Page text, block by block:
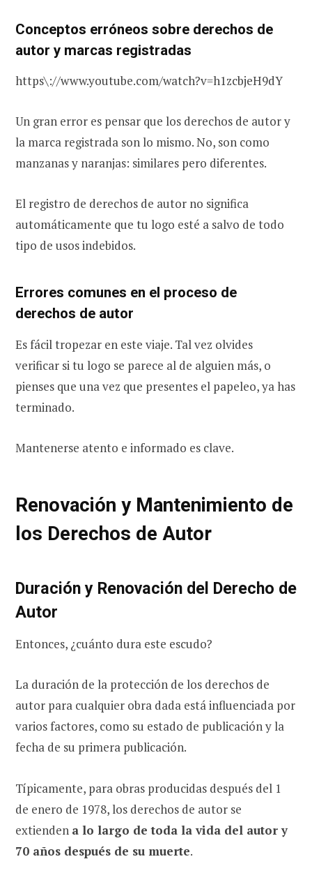
Conceptos erróneos sobre derechos de
autor y marcas registradas
https\://www.youtube.com/watch?v=h1zcbjeH9dY
Un gran error es pensar que los derechos de autor y
la marca registrada son lo mismo. No, son como
manzanas y naranjas: similares pero diferentes.
El registro de derechos de autor no significa
automáticamente que tu logo esté a salvo de todo
tipo de usos indebidos.
Errores comunes en el proceso de
derechos de autor
Es fácil tropezar en este viaje. Tal vez olvides
verificar si tu logo se parece al de alguien más, o
pienses que una vez que presentes el papeleo, ya has
terminado.
Mantenerse atento e informado es clave.
Renovación y Mantenimiento de
los Derechos de Autor
Duración y Renovación del Derecho de
Autor
Entonces, ¿cuánto dura este escudo?
La duración de la protección de los derechos de
autor para cualquier obra dada está influenciada por
varios factores, como su estado de publicación y la
fecha de su primera publicación.
Típicamente, para obras producidas después del 1
de enero de 1978, los derechos de autor se
extienden a lo largo de toda la vida del autor y
70 años después de su muerte.